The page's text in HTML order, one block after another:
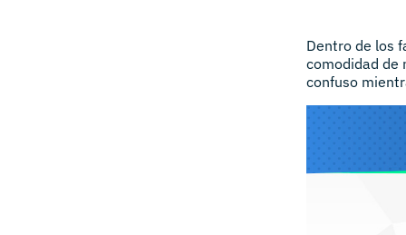
Dentro de los
comodidad de
confuso